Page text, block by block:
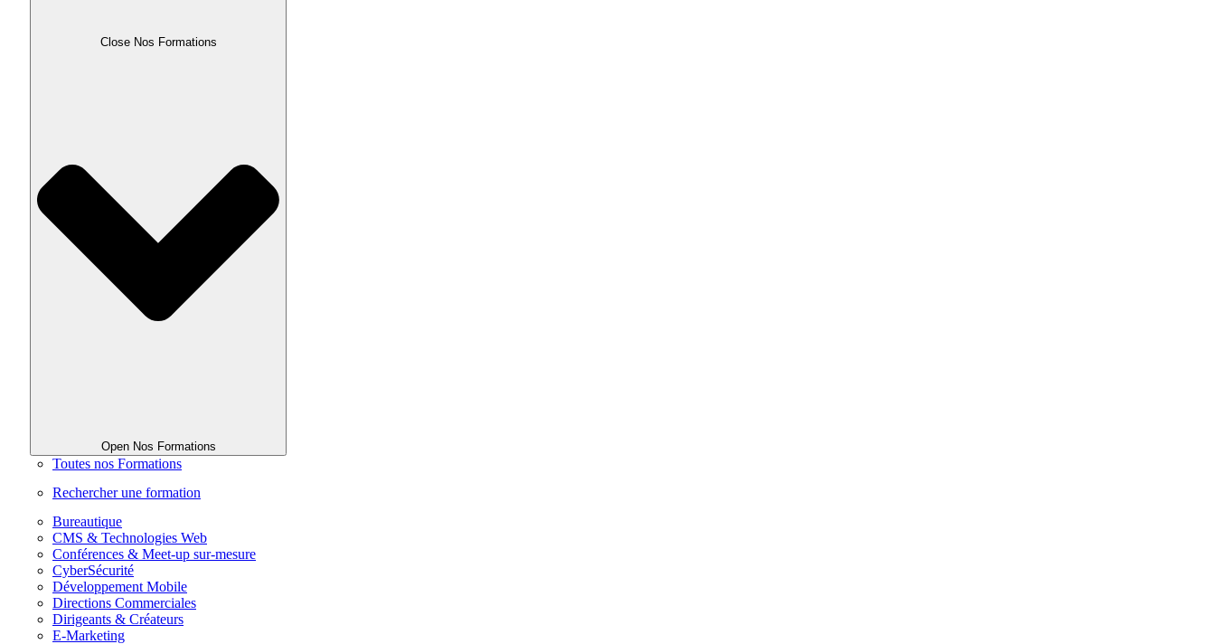
Close Nos Formations
Open Nos Formations
Toutes nos Formations
Rechercher une formation
Bureautique
CMS & Technologies Web
Conférences & Meet-up sur-mesure
CyberSécurité
Développement Mobile
Directions Commerciales
Dirigeants & Créateurs
E-Marketing